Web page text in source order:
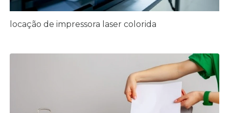
locação de impressora laser colorida